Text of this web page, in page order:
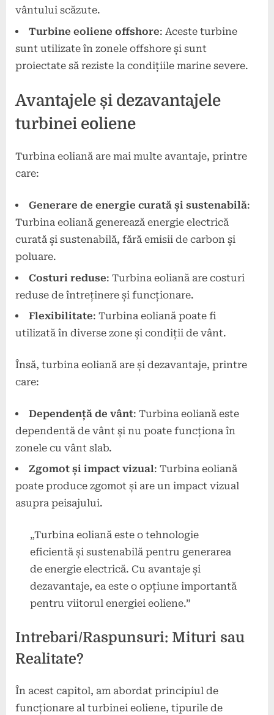
vântului scăzute.
Turbine eoliene offshore: Aceste turbine
sunt utilizate în zonele offshore și sunt
proiectate să reziste la condițiile marine severe.
Avantajele și dezavantajele
turbinei eoliene
Turbina eoliană are mai multe avantaje, printre
care:
Generare de energie curată și sustenabilă:
Turbina eoliană generează energie electrică
curată și sustenabilă, fără emisii de carbon și
poluare.
Costuri reduse: Turbina eoliană are costuri
reduse de întreținere și funcționare.
Flexibilitate: Turbina eoliană poate fi
utilizată în diverse zone și condiții de vânt.
Însă, turbina eoliană are și dezavantaje, printre
care:
Dependență de vânt: Turbina eoliană este
dependentă de vânt și nu poate funcționa în
zonele cu vânt slab.
Zgomot și impact vizual: Turbina eoliană
poate produce zgomot și are un impact vizual
asupra peisajului.
„Turbina eoliană este o tehnologie
eficientă și sustenabilă pentru generarea
de energie electrică. Cu avantaje și
dezavantaje, ea este o opțiune importantă
pentru viitorul energiei eoliene.”
Intrebari/Raspunsuri: Mituri sau
Realitate?
În acest capitol, am abordat principiul de
funcționare al turbinei eoliene, tipurile de